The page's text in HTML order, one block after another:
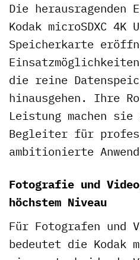
Die herausragenden
Kodak microSDXC 4K
Speicherkarte
die reine
hinausgehen. Ihre
Leistung machen sie
Begleiter für
ambitionierte
Fotografie und
höchstem Niveau
Für Fotografen und
bedeutet die Kodak